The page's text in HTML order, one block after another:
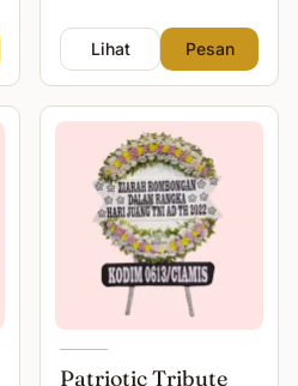
Lihat Pesan
Patriotic Tribute